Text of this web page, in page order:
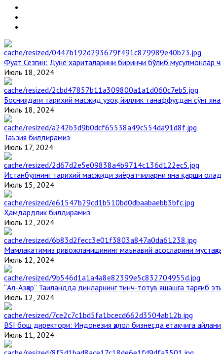
Фуат Сезгин: Дунё хариталарини биринчи бўлиб мусулмонлар
Июль 18, 2024
Босниядаги тарихий масжид узоқ йиллик танаффусдан сўнг
Июль 18, 2024
Таъзия билдирамиз
Июль 17, 2024
Истанбулнинг тарихий масжиди зиёратчиларни яна қарши
Июль 15, 2024
Ҳамдардлик билдирамиз
Июль 12, 2024
Мамлакатимиз ривожланишининг маънавий асосларини
Июль 12, 2024
“Ал-Азҳар” Таиландда динларнинг тинч-тотув яшашга тарғиб
Июль 12, 2024
BSI бош директори: Индонезия ҳалол бизнесда етакчига
Июль 11, 2024